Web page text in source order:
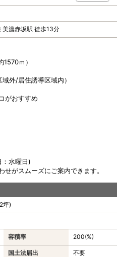
美濃赤坂駅 徒歩13分
ｍ）
外/居住誘導区域内）
がおすすめ
水曜日)
せがスムーズにご案内できます。
坪)
容積率 200(%)
国土法届出 不要